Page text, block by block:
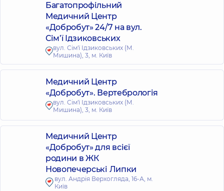
Багатопрофільний
Медичний Центр
«Добробут» 24/7 на вул.
Сім’ї Ідзиковських
вул. Сім'ї Ідзиковських (М.
Мишина), 3, м. Київ
Медичний Центр
«Добробут». Вертебрологія
вул. Сім'ї Ідзиковських (М.
Мишина), 3, м. Київ
Медичний Центр
«Добробут» для всієї
родини в ЖК
Новопечерські Липки
вул. Андрія Верхогляда, 16-А, м.
Київ